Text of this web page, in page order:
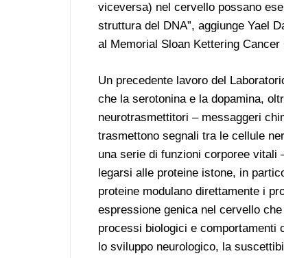
viceversa) nel cervello possano
struttura del DNA”, aggiunge Yael
al Memorial Sloan Kettering
Un precedente lavoro del
che la serotonina e la dopamina,
neurotrasmettitori – messaggeri
trasmettono segnali tra le cellule
una serie di funzioni corporee vitali
legarsi alle proteine istone, in
proteine modulano direttamente i
espressione genica nel cervello
processi biologici e comportamenti
lo sviluppo neurologico, la